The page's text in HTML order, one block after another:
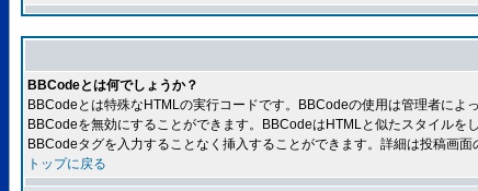
BBCodeとは何でしょうか？
BBCodeとは特殊なHTMLの実行コードです。BBCodeの使用は管理者に
BBCodeを無効にすることができます。BBCodeはHTMLと似たスタイル
BBCodeタグを入力することなく挿入することができます。詳細は投稿画
トップに戻る